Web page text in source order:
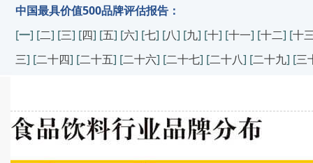
中国最具价值500品牌评估报告：
[一] [二] [三] [四] [五] [六] [七] [八] [九] [十] [十一] [十二] [十
三] [二十四] [二十五] [二十六] [二十七] [二十八] [二十九] [三